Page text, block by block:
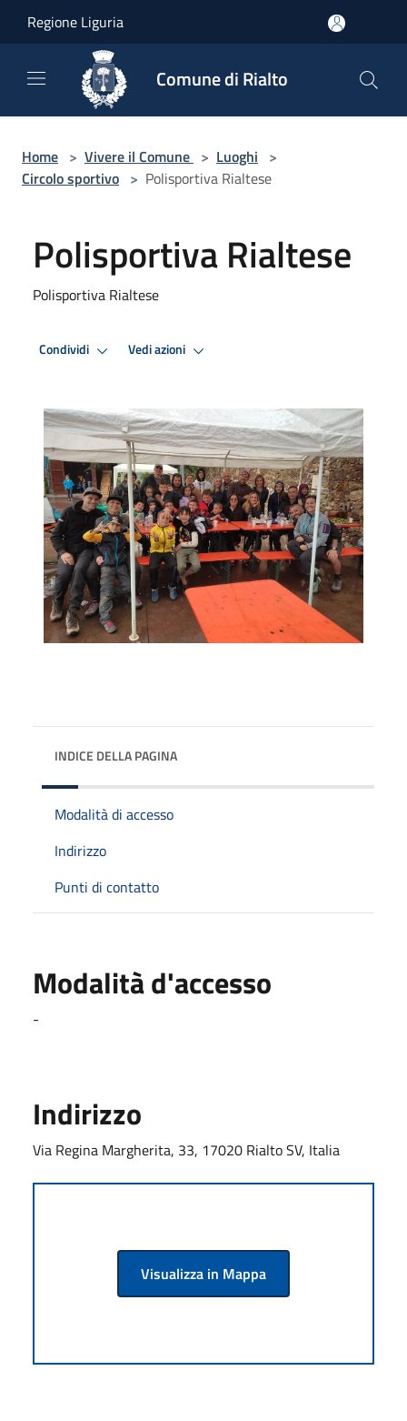
Regione Liguria
Comune di Rialto
Home > Vivere il Comune > Luoghi >
Circolo sportivo > Polisportiva Rialtese
Polisportiva Rialtese
Polisportiva Rialtese
Condividi Vedi azioni
INDICE DELLA PAGINA
Modalità di accesso
Indirizzo
Punti di contatto
Modalità d'accesso
-
Indirizzo
Via Regina Margherita, 33, 17020 Rialto SV, Italia
Visualizza in Mappa